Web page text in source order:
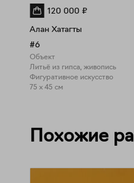
120 000 ₽
Алан Хатагты
#6
Объект
Литьё из гипса, живопись
Фигуративное искусство
75 x 45 см
Похожие